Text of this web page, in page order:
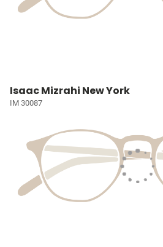
Isaac Mizrahi New York
IM 30087